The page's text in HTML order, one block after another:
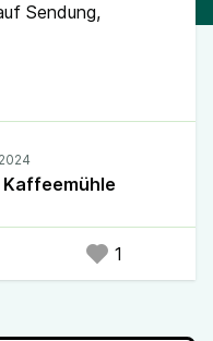
Sendung,
#Mystery
Kaffeemühle
1